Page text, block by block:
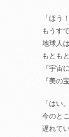
「ほう
もうす
地球人
もとも
『宇宙
『美の
「はい。
今のと
遅れて